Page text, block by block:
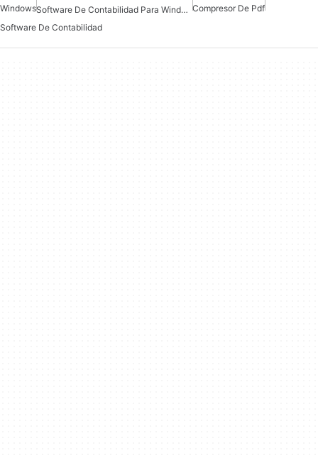
Windows Software De Contabilidad Para Windows Compresor De Pdf
Software De Contabilidad